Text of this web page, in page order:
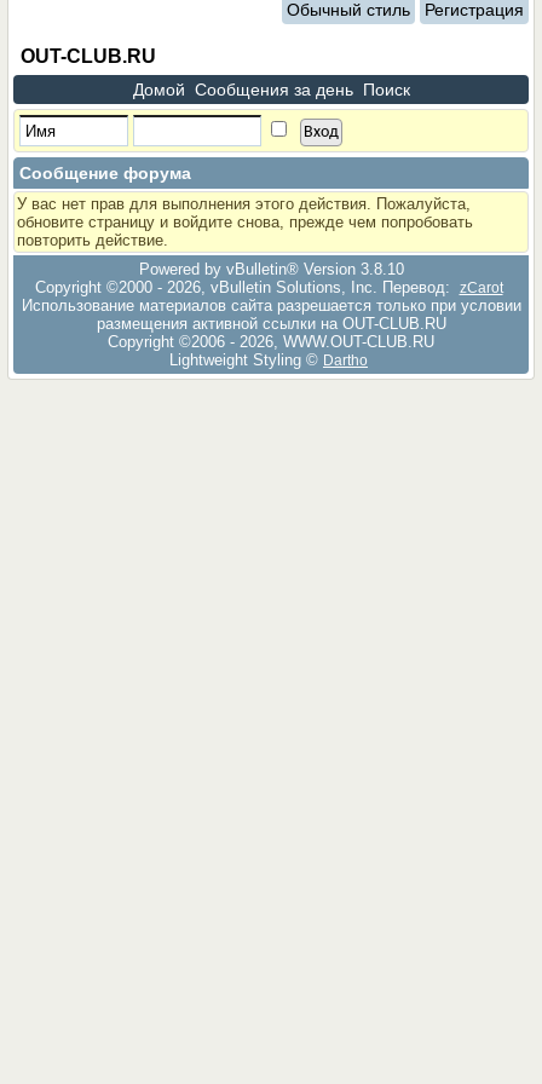
Обычный стиль Регистрация
OUT-CLUB.RU
Домой Сообщения за день Поиск
Сообщение форума
У вас нет прав для выполнения этого действия. Пожалуйста,
обновите страницу и войдите снова, прежде чем попробовать
повторить действие.
Powered by vBulletin® Version 3.8.10
Copyright ©2000 - 2026, vBulletin Solutions, Inc. Перевод:
zCarot
Использование материалов сайта разрешается только при условии
размещения активной ссылки на OUT-CLUB.RU
Copyright ©2006 - 2026, WWW.OUT-CLUB.RU
Lightweight Styling © Dartho